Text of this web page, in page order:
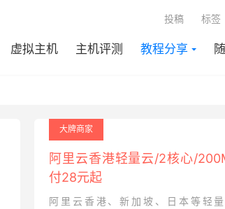
虚拟主机 主机评测 教程分享
投稿 标签
大牌商家
阿里云香港轻量云/2核心/
付28元起
阿里云香港、新加坡、日本等轻